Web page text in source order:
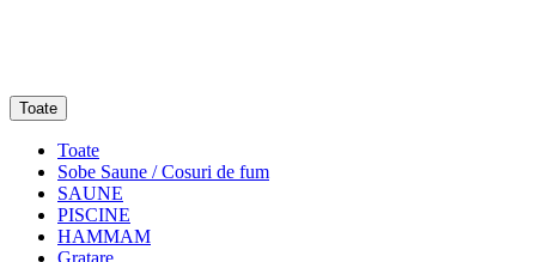
Toate
Toate
Sobe Saune / Cosuri de fum
SAUNE
PISCINE
HAMMAM